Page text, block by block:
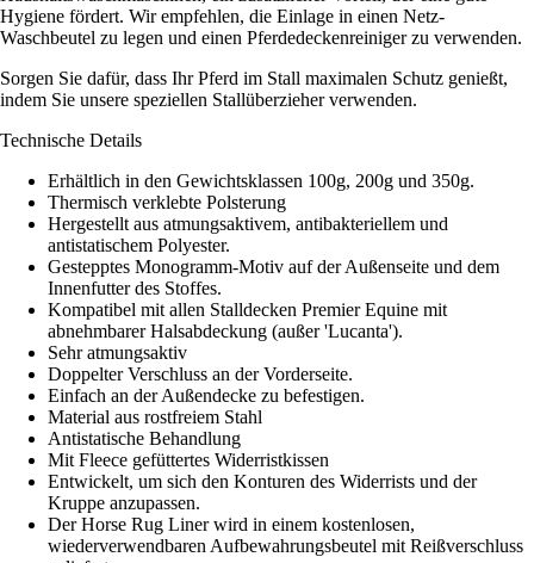
Hygiene fördert. Wir empfehlen, die Einlage in einen Netz-
Waschbeutel zu legen und einen Pferdedeckenreiniger zu verwenden.
Sorgen Sie dafür, dass Ihr Pferd im Stall maximalen Schutz genießt,
indem Sie unsere speziellen Stallüberzieher verwenden.
Technische Details
Erhältlich in den Gewichtsklassen 100g, 200g und 350g.
Thermisch verklebte Polsterung
Hergestellt aus atmungsaktivem, antibakteriellem und
antistatischem Polyester.
Gestepptes Monogramm-Motiv auf der Außenseite und dem
Innenfutter des Stoffes.
Kompatibel mit allen Stalldecken Premier Equine mit
abnehmbarer Halsabdeckung (außer 'Lucanta').
Sehr atmungsaktiv
Doppelter Verschluss an der Vorderseite.
Einfach an der Außendecke zu befestigen.
Material aus rostfreiem Stahl
Antistatische Behandlung
Mit Fleece gefüttertes Widerristkissen
Entwickelt, um sich den Konturen des Widerrists und der
Kruppe anzupassen.
Der Horse Rug Liner wird in einem kostenlosen,
wiederverwendbaren Aufbewahrungsbeutel mit Reißverschluss